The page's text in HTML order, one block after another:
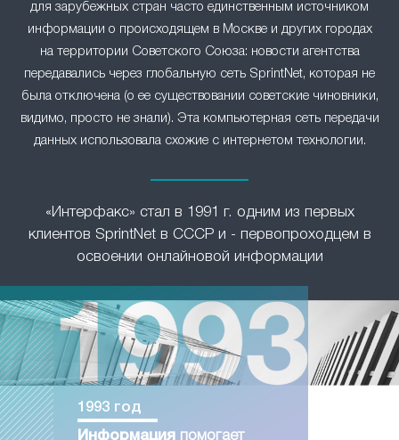
для зарубежных стран часто единственным источником
информации о происходящем в Москве и других городах
на территории Советского Союза: новости агентства
передавались через глобальную сеть SprintNet, которая не
была отключена (о ее существовании советские чиновники,
видимо, просто не знали). Эта компьютерная сеть передачи
данных использовала схожие с интернетом технологии.
«Интерфакс» стал в 1991 г. одним из первых
клиентов SprintNet в СССР и - первопроходцем в
освоении онлайновой информации
1993 год
Информация помогает